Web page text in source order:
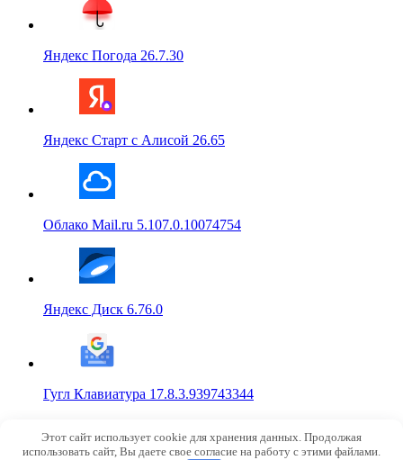
Яндекс Погода 26.7.30
Яндекс Старт с Алисой 26.65
Облако Mail.ru 5.107.0.10074754
Яндекс Диск 6.76.0
Гугл Клавиатура 17.8.3.939743344
info@norobot.ru
Этот сайт использует cookie для хранения данных. Продолжая
использовать сайт, Вы даете свое согласие на работу с этими файлами.